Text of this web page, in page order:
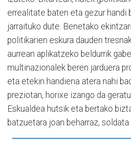
errealitate baten eta gezur handi
jarraituko dute. Benetako
politikarien eskura dauden
aurrean aplikatzeko beldurrik
multinazionalek beren jarduera
eta etekin handiena atera nahi
preziotan, horixe izango da
Eskualdea hutsik eta bertako
batzuetara joan beharraz,